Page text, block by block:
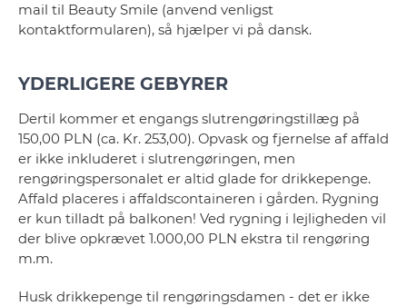
mail til Beauty Smile (anvend venligst
kontaktformularen), så hjælper vi på dansk.
YDERLIGERE GEBYRER
Dertil kommer et engangs slutrengøringstillæg på
150,00 PLN (ca. Kr. 253,00). Opvask og fjernelse af affald
er ikke inkluderet i slutrengøringen, men
rengøringspersonalet er altid glade for drikkepenge.
Affald placeres i affaldscontaineren i gården. Rygning
er kun tilladt på balkonen! Ved rygning i lejligheden vil
der blive opkrævet 1.000,00 PLN ekstra til rengøring
m.m.
Husk drikkepenge til rengøringsdamen - det er ikke